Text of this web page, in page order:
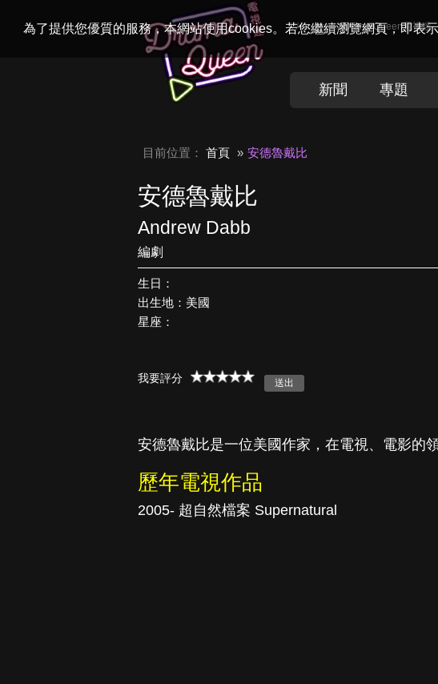
為了提供您優質的服務，本網站使用cookies。若您繼續瀏覽網頁，即表
Welcome toDramaQueen電視迷
新聞 專題
目前位置： 首頁 安德魯戴比
安德魯戴比
Andrew Dabb
編劇
生日：
出生地：美國
星座：
我要評分
安德魯戴比是一位美國作家，在電視、電影的
歷年電視作品
2005- 超自然檔案 Supernatural
真愛挑日子
古柯鹼教母